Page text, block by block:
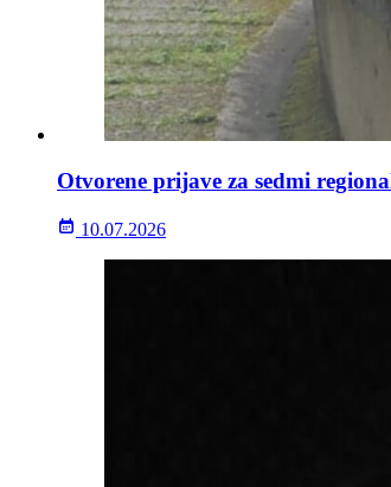
Otvorene prijave za sedmi
10.07.2026